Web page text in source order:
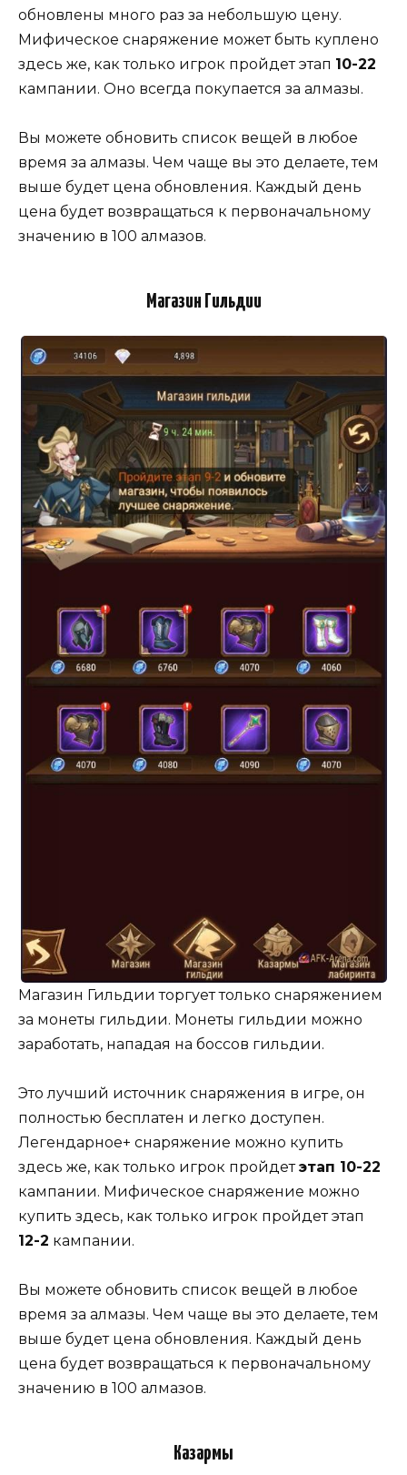
обновлены много раз за небольшую цену.
Мифическое снаряжение может быть куплено
здесь же, как только игрок пройдет этап 10-22
кампании. Оно всегда покупается за алмазы.
Вы можете обновить список вещей в любое
время за алмазы. Чем чаще вы это делаете, тем
выше будет цена обновления. Каждый день
цена будет возвращаться к первоначальному
значению в 100 алмазов.
Магазин Гильдии
Магазин Гильдии торгует только снаряжением
за монеты гильдии. Монеты гильдии можно
заработать, нападая на боссов гильдии.
Это лучший источник снаряжения в игре, он
полностью бесплатен и легко доступен.
Легендарное+ снаряжение можно купить
здесь же, как только игрок пройдетэтап 10-22
кампании. Мифическое снаряжение можно
купить здесь, как только игрок пройдет этап
12-2 кампании.
Вы можете обновить список вещей в любое
время за алмазы. Чем чаще вы это делаете, тем
выше будет цена обновления. Каждый день
цена будет возвращаться к первоначальному
значению в 100 алмазов.
Казармы